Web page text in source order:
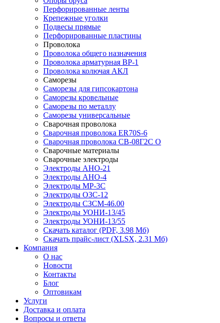
Перфорированные ленты
Крепежные уголки
Подвесы прямые
Перфорированные пластины
Проволока
Проволока общего назначения
Проволока арматурная ВР-1
Проволока колючая АКЛ
Саморезы
Саморезы для гипсокартона
Саморезы кровельные
Саморезы по металлу
Саморезы универсальные
Сварочная проволока
Сварочная проволока ER70S-6
Сварочная проволока СВ-08Г2С О
Сварочные материалы
Сварочные электроды
Электроды АНО-21
Электроды АНО-4
Электроды МР-3С
Электроды ОЗС-12
Электроды СЗСМ-46.00
Электроды УОНИ-13/45
Электроды УОНИ-13/55
Скачать каталог (PDF, 3.98 Мб)
Скачать прайс-лист (XLSX, 2.31 Мб)
Компания
О нас
Новости
Контакты
Блог
Оптовикам
Услуги
Доставка и оплата
Вопросы и ответы